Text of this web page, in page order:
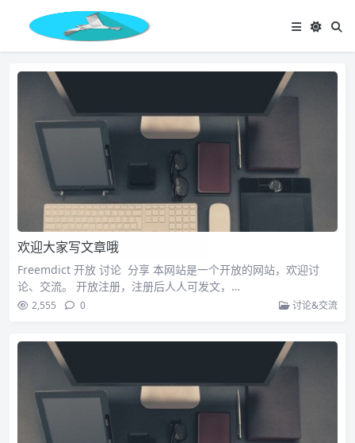
欢迎大家写文章哦
Freemdict 开放 讨论 分享 本网站是一个开放的网站，欢迎讨
论、交流。 开放注册，注册后人人可发文，…
2,555 0 讨论&交流